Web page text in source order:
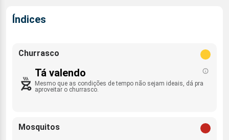
Índices
Churrasco
Tá valendo
Mesmo que as condições de tempo não sejam ideais, dá pra
aproveitar o churrasco.
Mosquitos